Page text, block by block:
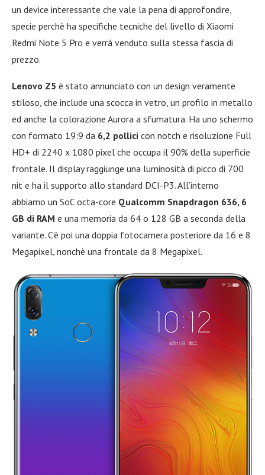
un device interessante che vale la pena di approfondire,
specie perchè ha specifiche tecniche del livello di Xiaomi
Redmi Note 5 Pro e verrà venduto sulla stessa fascia di
prezzo.
Lenovo Z5 è stato annunciato con un design veramente
stiloso, che include una scocca in vetro, un profilo in metallo
ed anche la colorazione Aurora a sfumatura. Ha uno schermo
con formato 19:9 da 6,2 pollici con notch e risoluzione Full
HD+ di 2240 x 1080 pixel che occupa il 90% della superficie
frontale. Il display raggiunge una luminosità di picco di 700
nit e ha il supporto allo standard DCI-P3. All’interno
abbiamo un SoC octa-core Qualcomm Snapdragon 636, 6
GB di RAM e una memoria da 64 o 128 GB a seconda della
variante. C’è poi una doppia fotocamera posteriore da 16 e 8
Megapixel, nonchè una frontale da 8 Megapixel.